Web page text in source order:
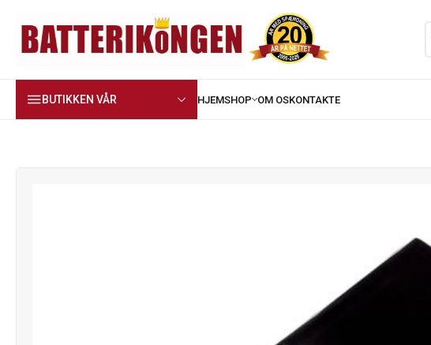
BUTIKKEN VÅR